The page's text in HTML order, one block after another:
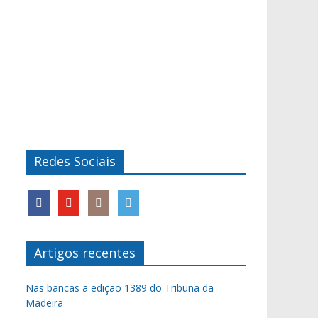
Redes Sociais
Artigos recentes
Nas bancas a edição 1389 do Tribuna da
Madeira